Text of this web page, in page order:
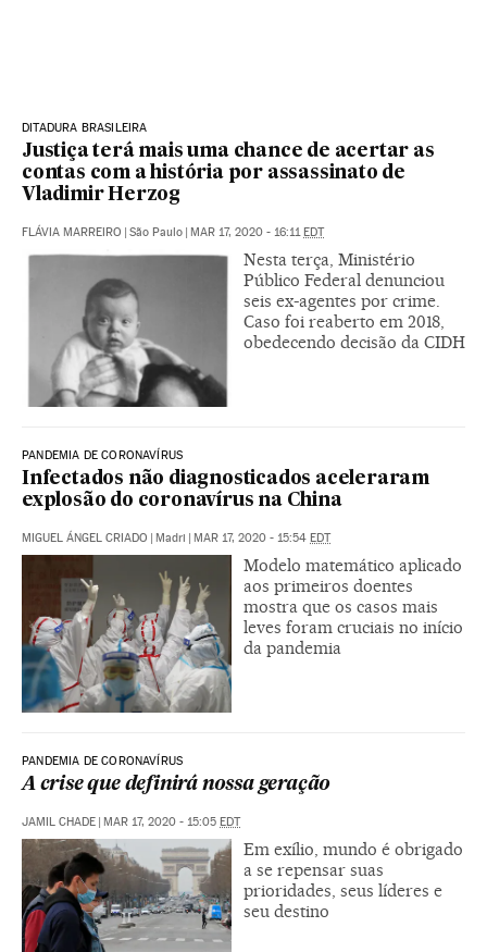
DITADURA BRASILEIRA
Justiça terá mais uma chance de acertar as
contas com a história por assassinato de
Vladimir Herzog
FLÁVIA MARREIRO | São Paulo | MAR 17, 2020 - 16:11EDT
Nesta terça, Ministério
Público Federal denunciou
seis ex-agentes por crime.
Caso foi reaberto em 2018,
obedecendo decisão da CIDH
PANDEMIA DE CORONAVÍRUS
Infectados não diagnosticados aceleraram
explosão do coronavírus na China
MIGUEL ÁNGEL CRIADO | Madri | MAR 17, 2020 - 15:54 EDT
Modelo matemático aplicado
aos primeiros doentes
mostra que os casos mais
leves foram cruciais no início
da pandemia
PANDEMIA DE CORONAVÍRUS
A crise que definirá nossa geração
JAMIL CHADE | MAR 17, 2020 - 15:05 EDT
Em exílio, mundo é obrigado
a se repensar suas
prioridades, seus líderes e
seu destino